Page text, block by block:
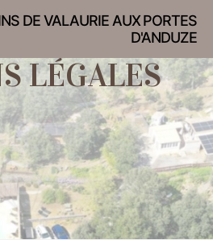
DE VALAURIE AUX PORTES
D'ANDUZE
LÉGALES